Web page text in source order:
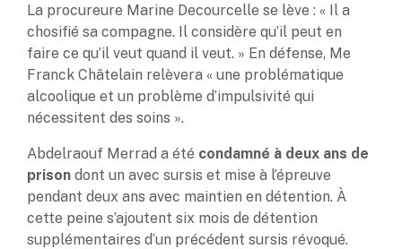
La procureure Marine Decourcelle se lève : « Il a
chosifié sa compagne. Il considère qu’il peut en
faire ce qu’il veut quand il veut. » En défense, Me
Franck Châtelain relèvera « une problématique
alcoolique et un problème d’impulsivité qui
nécessitent des soins ».
Abdelraouf Merrad a été condamné à deux ans de
prisondont un avec sursis et mise à l’épreuve
pendant deux ans avec maintien en détention. À
cette peine s’ajoutent six mois de détention
supplémentaires d’un précédent sursis révoqué.